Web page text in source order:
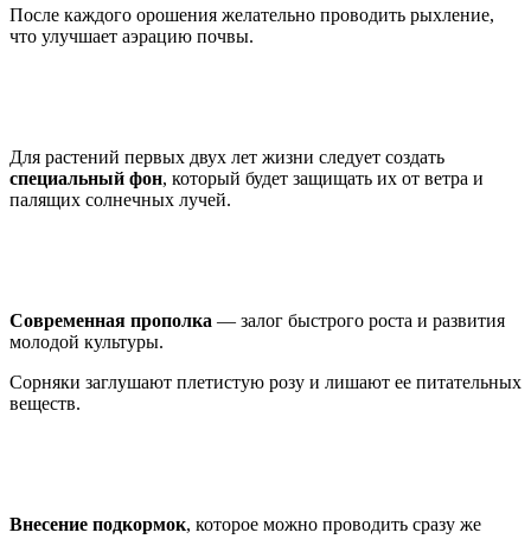
После каждого орошения желательно проводить рыхление,
что улучшает аэрацию почвы.
Для растений первых двух лет жизни следует создать
специальный фон, который будет защищать их от ветра и
палящих солнечных лучей.
Современная прополка — залог быстрого роста и развития
молодой культуры.
Сорняки заглушают плетистую розу и лишают ее питательных
веществ.
Внесение подкормок, которое можно проводить сразу же